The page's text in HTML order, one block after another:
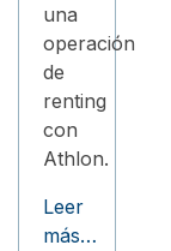
una
operación
de
renting
con
Athlon.
Leer
más…